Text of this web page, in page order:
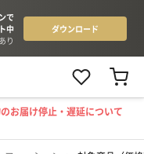
お届け停止・遅延について